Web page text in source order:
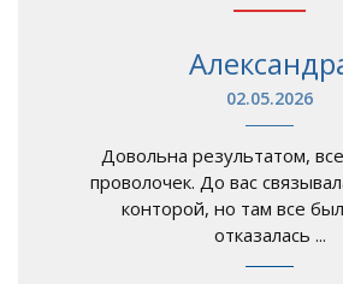
02.05.2026
Довольна результатом,
проволочек. До вас
конторой, но там все
отказалась ...